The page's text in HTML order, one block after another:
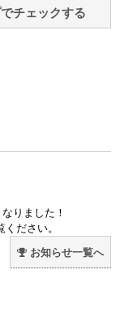
チェックする
りました！
ください。
お知らせ一覧へ